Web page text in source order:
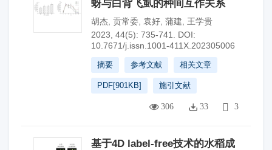
蚜与白背飞虱的种间互作关系
胡杰 贡常委 袁好 蒲建
王学贵
2023, 44(5): 735-741.
DOI:
10.7671/j.issn.1001-411X.202305006
摘要 参考文献 相关文章
PDF[901KB] 施引文献
306 33 3
基于4D label-free技术的水稻成